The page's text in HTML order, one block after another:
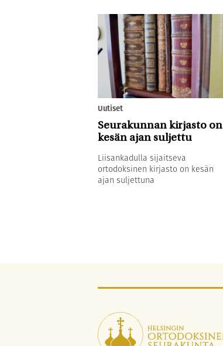
Uutiset
Seurakunnan kirjasto on
kesän ajan suljettu
Liisankadulla sijaitseva
ortodoksinen kirjasto on kesän
ajan suljettuna